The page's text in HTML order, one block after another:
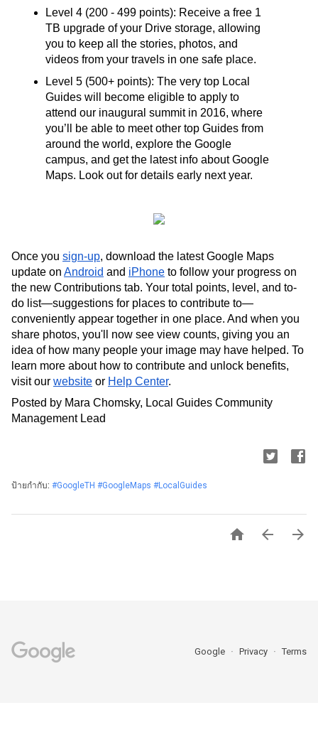
Level 4 (200 - 499 points): Receive a free 1
TB upgrade of your Drive storage, allowing
you to keep all the stories, photos, and
videos from your travels in one safe place.
Level 5 (500+ points): The very top Local
Guides will become eligible to apply to
attend our inaugural summit in 2016, where
you’ll be able to meet other top Guides from
around the world, explore the Google
campus, and get the latest info about Google
Maps. Look out for details early next year.
Once you sign-up, download the latest Google Maps
update on Android and iPhone to follow your progress on
the new Contributions tab. Your total points, level, and to-
do list—suggestions for places to contribute to—
conveniently appear together in one place. And when you
share photos, you'll now see view counts, giving you an
idea of how many people your image may have helped. To
learn more about how to contribute and unlock benefits,
visit our website or Help Center.
Posted by Mara Chomsky, Local Guides Community
Management Lead
ป้ายกำกับ: #GoogleTH #GoogleMaps #LocalGuides
  
Google Privacy Terms